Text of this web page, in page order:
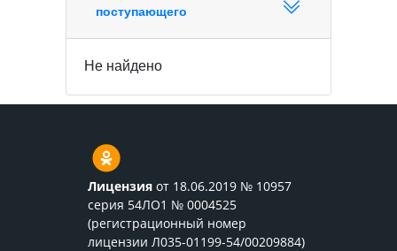
поступающего
Не найдено
Лицензия от 18.06.2019 № 10957
серия 54ЛО1 № 0004525
(регистрационный номер
лицензии Л035-01199-54/00209884)